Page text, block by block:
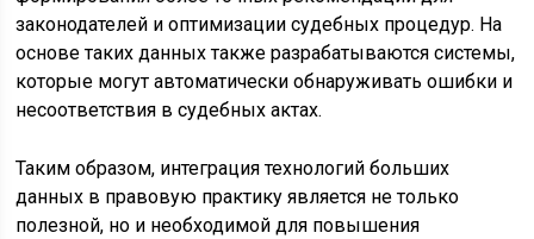
законодателей и оптимизации судебных процедур. На
основе таких данных также разрабатываются системы,
которые могут автоматически обнаруживать ошибки и
несоответствия в судебных актах.
Таким образом, интеграция технологий больших
данных в правовую практику является не только
полезной, но и необходимой для повышения